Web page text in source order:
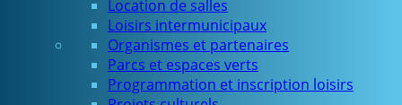
Location de salles
Loisirs intermunicipaux
Organismes et partenaires
Parcs et espaces verts
Programmation et inscription loisirs